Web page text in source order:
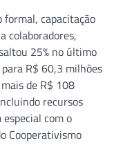
formal, capacitação
colaboradores,
25% no último
R$ 60,3 milhões
de R$ 108
recursos
com o
Cooperativismo